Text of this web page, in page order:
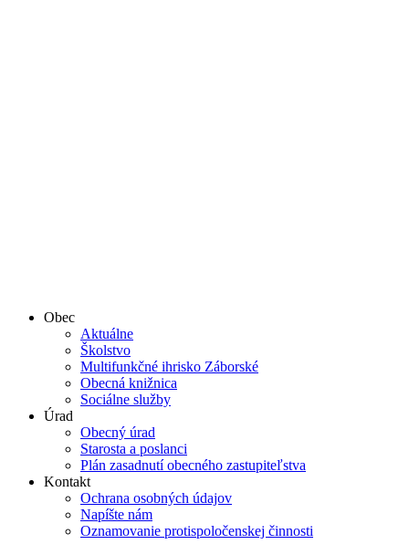
Obec
Aktuálne
Školstvo
Multifunkčné ihrisko Záborské
Obecná knižnica
Sociálne služby
Úrad
Obecný úrad
Starosta a poslanci
Plán zasadnutí obecného zastupiteľstva
Kontakt
Ochrana osobných údajov
Napíšte nám
Oznamovanie protispoločenskej činnosti